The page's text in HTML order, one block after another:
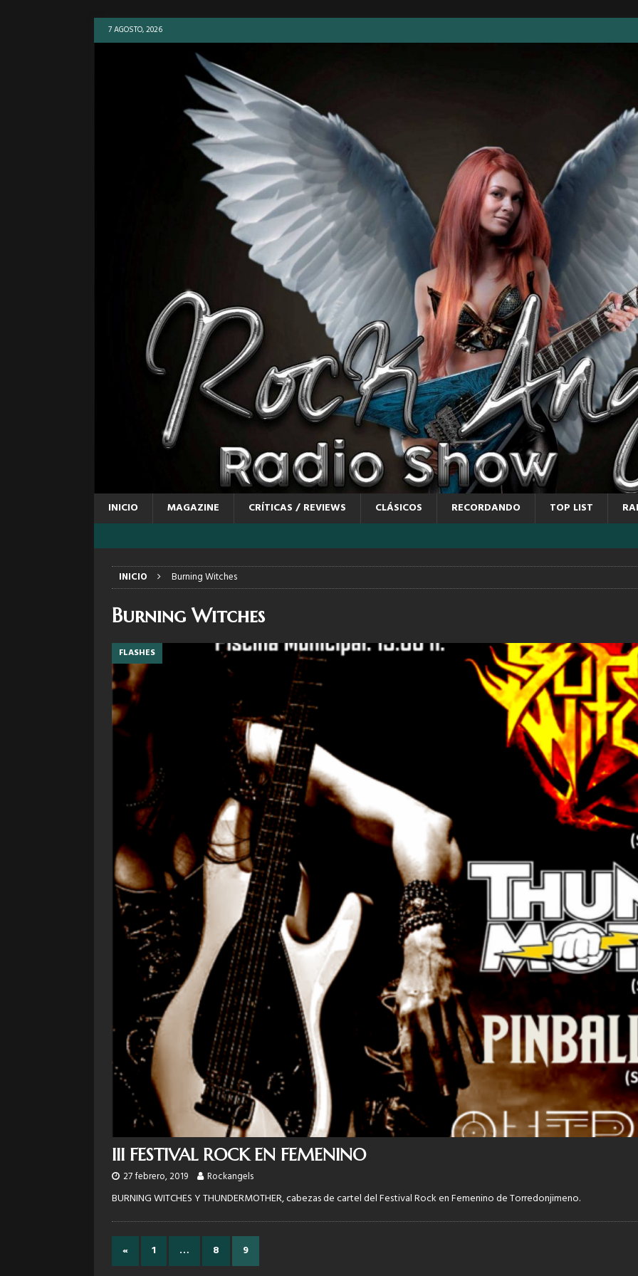
7 AGOSTO, 2026
INICIO MAGAZINE CRÍTICAS / REVIEWS CLÁSICOS RECORDANDO TOP LIST
INICIO Burning Witches
Burning Witches
FLASHES
III FESTIVAL ROCK EN FEMENINO
27 febrero, 2019 Rockangels
BURNING WITCHES Y THUNDERMOTHER, cabezas de cartel del Festival Rock en Femenino de Torredonjimeno.
« 1 … 8 9